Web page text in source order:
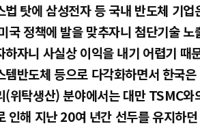
법 탓에 삼성전자 등 국내 반도체 기
국 정책에 발을 맞추자니 첨단기술
하자니 사실상 이익을 내기 어렵기 때
템반도체 등으로 다각화하면서 한국
(위탁생산) 분야에서는 대만 TSMC
인해 지난 20여 년간 선두를 유지하